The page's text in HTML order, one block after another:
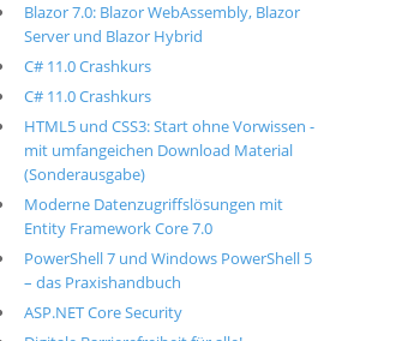
Blazor 7.0: Blazor WebAssembly, Blazor
Server und Blazor Hybrid
C# 11.0 Crashkurs
C# 11.0 Crashkurs
HTML5 und CSS3: Start ohne Vorwissen -
mit umfangeichen Download Material
(Sonderausgabe)
Moderne Datenzugriffslösungen mit
Entity Framework Core 7.0
PowerShell 7 und Windows PowerShell 5
– das Praxishandbuch
ASP.NET Core Security